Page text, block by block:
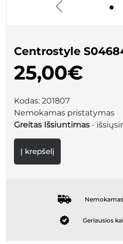
Centrostyle
25,00€
Kodas: 201807
Nemokamas pristatymas
Greitas Išsiuntimas -
Į krepšelį
Geriausios